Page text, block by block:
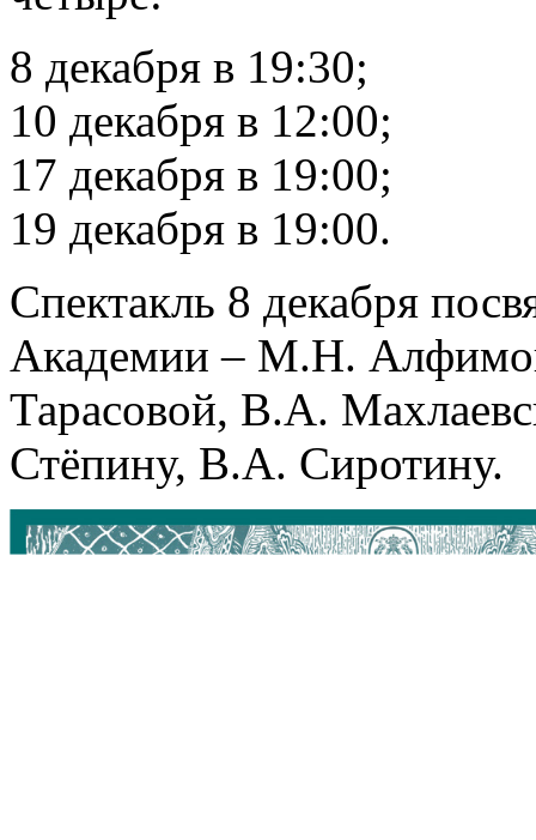
8 декабря в 19:30;
10 декабря в 12:00;
17 декабря в 19:00;
19 декабря в 19:00.
Спектакль 8 декабря
Академии – М.Н.
Тарасовой, В.А.
Стёпину, В.А. Сиротину.